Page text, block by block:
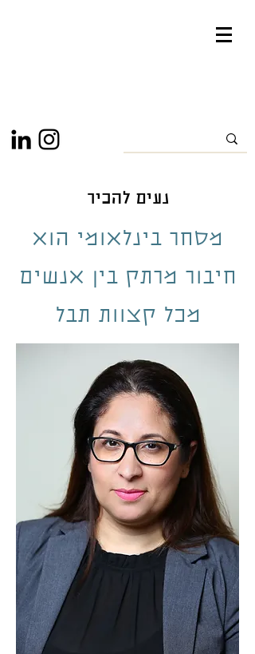
נעים להכיר
מסחר בינלאומי הוא
חיבור מרתק בין אנשים
מכל קצוות תבל